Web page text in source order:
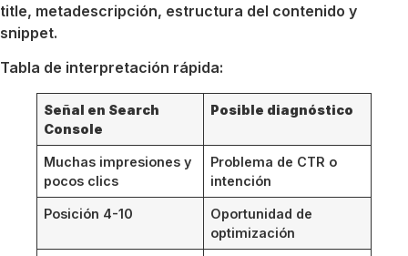
title, metadescripción, estructura del contenido y
snippet.
Tabla de interpretación rápida:
Señal en Search
Console
Posible diagnóstico
Muchas impresiones y
pocos clics
Problema de CTR o
intención
Posición 4-10
Oportunidad de
optimización